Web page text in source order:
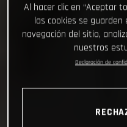
Al hacer clic en “Aceptar
las cookies se
navegación del sitio,
nuestros
Declaración de